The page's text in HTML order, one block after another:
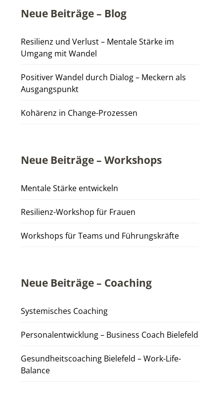
Neue Beiträge – Blog
Resilienz und Verlust – Mentale Stärke im
Umgang mit Wandel
Positiver Wandel durch Dialog – Meckern als
Ausgangspunkt
Kohärenz in Change-Prozessen
Neue Beiträge – Workshops
Mentale Stärke entwickeln
Resilienz-Workshop für Frauen
Workshops für Teams und Führungskräfte
Neue Beiträge – Coaching
Systemisches Coaching
Personalentwicklung – Business Coach Bielefeld
Gesundheitscoaching Bielefeld – Work-Life-
Balance